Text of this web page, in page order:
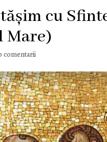
cu
Mare)
comentarii